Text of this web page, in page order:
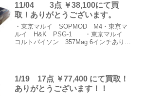
11/04 3点 ￥38,100にて買
取！ありがとうございます。
・東京マルイ SOPMOD M4・東京マ
ルイ H&K PSG-1 ・東京マルイ
コルトパイソン 357Mag 6インチありが
1/19 17点 ￥77,400 にて買取！
ありがとうございます！！